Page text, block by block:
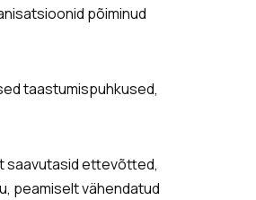
põiminud
taastumispuhkused,
saavutasid ettevõtted,
peamiselt vähendatud